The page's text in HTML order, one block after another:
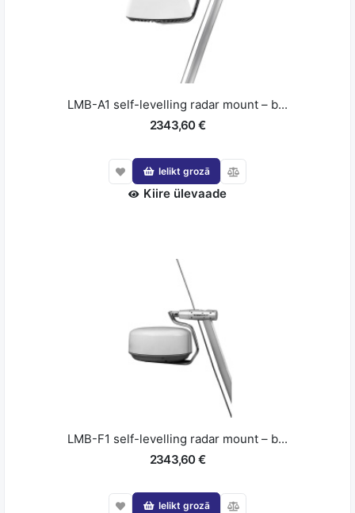
LMB-A1 self-levelling radar mount – b...
2343,60 €
Ielikt grozā
Kiire ülevaade
LMB-F1 self-levelling radar mount – b...
2343,60 €
Ielikt grozā